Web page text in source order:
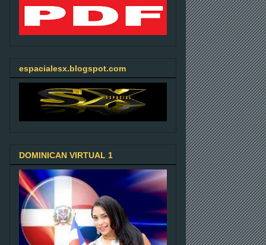
espacialesx.blogspot.com
DOMINICAN VIRTUAL 1